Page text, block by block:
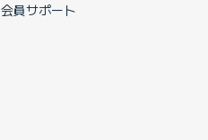
会員サポート